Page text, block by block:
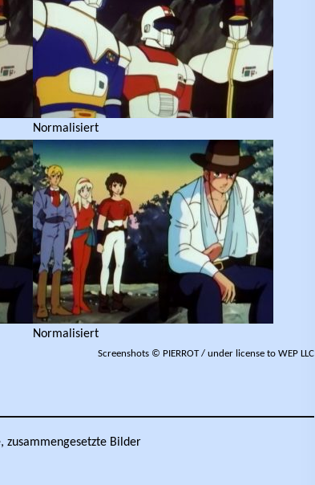
Normalisiert
Normalisiert
Screenshots © PIERROT / under license to WEP LLC
zusammengesetzte Bilder